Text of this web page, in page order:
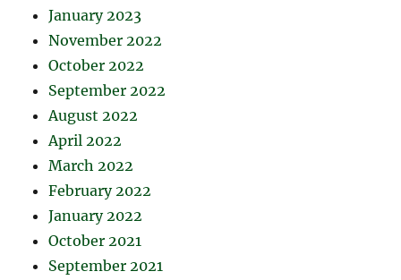
January 2023
November 2022
October 2022
September 2022
August 2022
April 2022
March 2022
February 2022
January 2022
October 2021
September 2021